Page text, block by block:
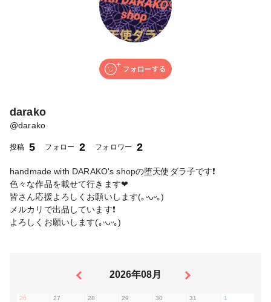
darako
@darako
投稿 5 フォロー 2 フォロワー 2
handmade with DARAKO's shopの堕天使ダラ子です❗
色々な作品を載せて行きます❤
皆さん応援よろしくお願いします(｡ᵕᴗᵕ｡)
メルカリで出品しています❗
よろしくお願いします(｡ᵕᴗᵕ｡)
2026年08月
26 27 28 29 30 31 1